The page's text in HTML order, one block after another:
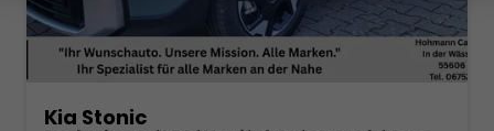
Kia Stonic